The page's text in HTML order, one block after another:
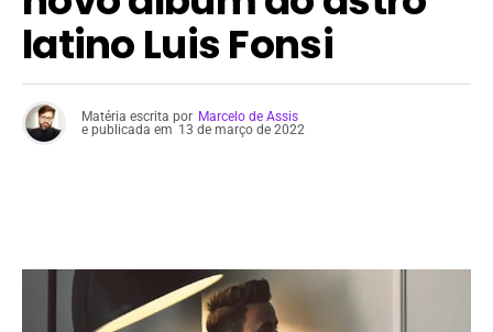
latino Luis Fonsi
Matéria escrita por Marcelo de Assis
e publicada em 13 de março de 2022